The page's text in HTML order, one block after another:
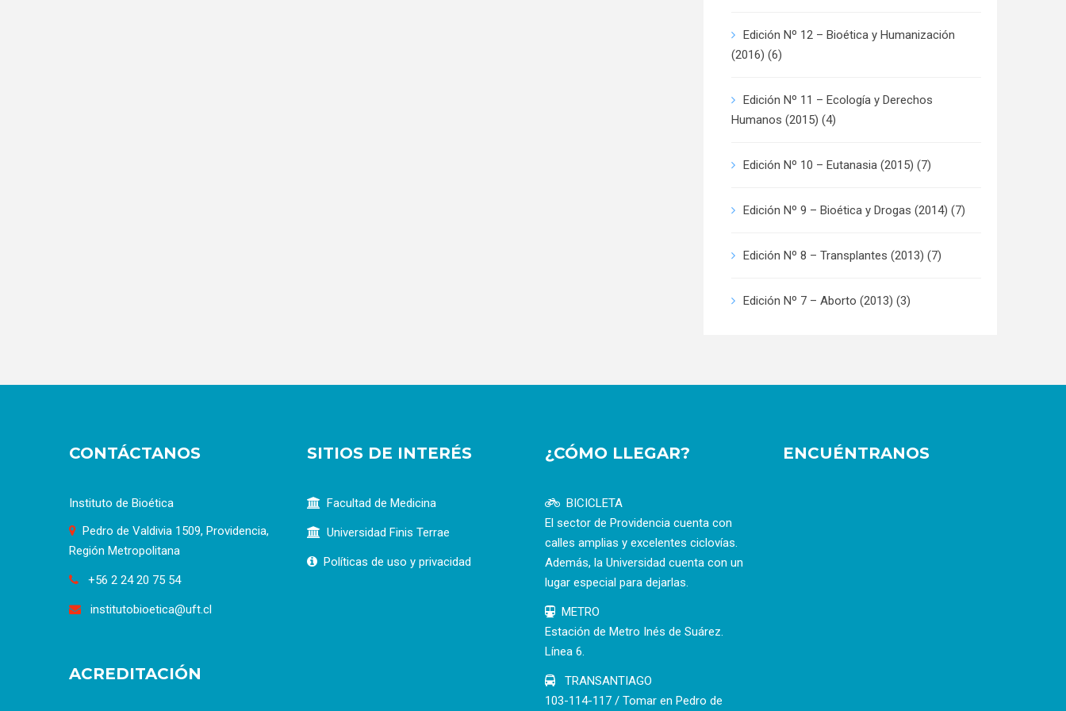
Edición Nº 12 – Bioética y Humanización
(2016) (6)
Edición Nº 11 – Ecología y Derechos
Humanos (2015) (4)
Edición Nº 10 – Eutanasia (2015) (7)
Edición Nº 9 – Bioética y Drogas (2014) (7)
Edición Nº 8 – Transplantes (2013) (7)
Edición Nº 7 – Aborto (2013) (3)
CONTÁCTANOS
Instituto de Bioética
Pedro de Valdivia 1509, Providencia,
Región Metropolitana
+56 2 24 20 75 54
institutobioetica@uft.cl
ACREDITACIÓN
SITIOS DE INTERÉS
Facultad de Medicina
Universidad Finis Terrae
Políticas de uso y privacidad
¿CÓMO LLEGAR?
BICICLETA
El sector de Providencia cuenta con
calles amplias y excelentes ciclovías.
Además, la Universidad cuenta con un
lugar especial para dejarlas.
METRO
Estación de Metro Inés de Suárez.
Línea 6.
TRANSANTIAGO
103-114-117 / Tomar en Pedro de
ENCUÉNTRANOS